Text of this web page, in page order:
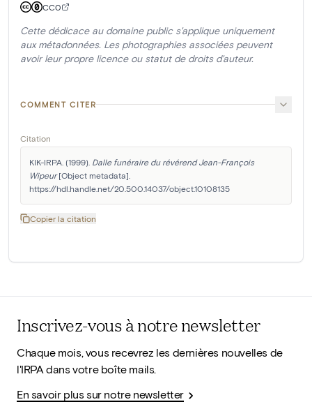
CC0
Cette dédicace au domaine public s'applique uniquement
aux métadonnées. Les photographies associées peuvent
avoir leur propre licence ou statut de droits d'auteur.
COMMENT CITER
Citation
KIK-IRPA. (1999). Dalle funéraire du révérend Jean-François
Wipeur [Object metadata].
https://hdl.handle.net/20.500.14037/object.10108135
Copier la citation
Inscrivez-vous à notre newsletter
Chaque mois, vous recevrez les dernières nouvelles de
l'IRPA dans votre boîte mails.
En savoir plus sur notre newsletter